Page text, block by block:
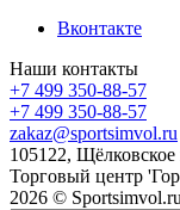
Вконтакте
Наши контакты
+7 499 350-88-57
+7 499 350-88-57
zakaz@sportsimvol.ru
105122,
Торговый центр
2026 © Sportsimvol.ru